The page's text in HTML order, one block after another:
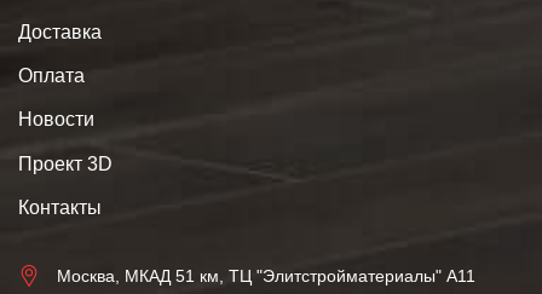
Доставка
Оплата
Новости
Проект 3D
Контакты
Москва, МКАД 51 км, ТЦ "Элитстройматериалы" А11